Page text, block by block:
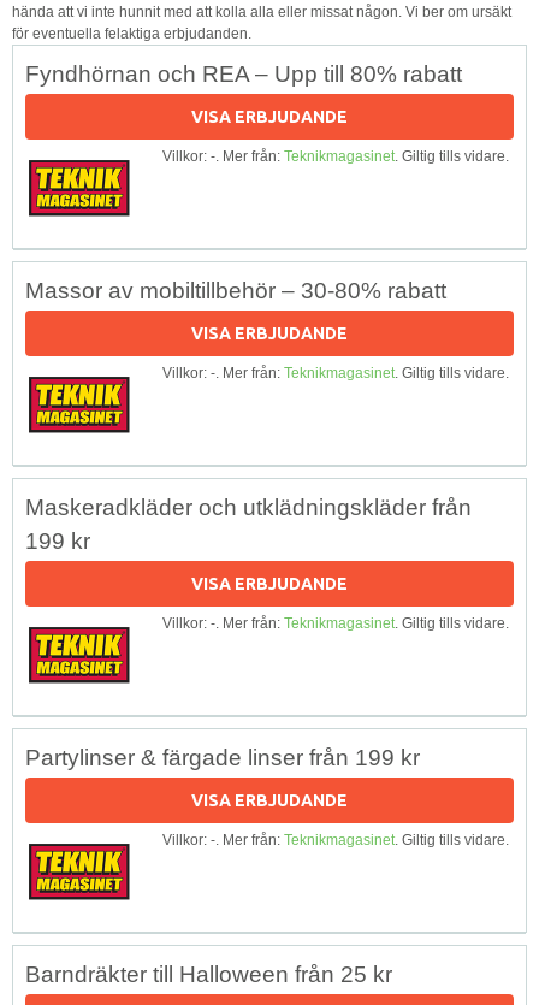
hända att vi inte hunnit med att kolla alla eller missat någon. Vi ber om ursäkt
för eventuella felaktiga erbjudanden.
Fyndhörnan och REA – Upp till 80% rabatt
VISA ERBJUDANDE
Villkor: -. Mer från: Teknikmagasinet. Giltig tills vidare.
Massor av mobiltillbehör – 30-80% rabatt
VISA ERBJUDANDE
Villkor: -. Mer från: Teknikmagasinet. Giltig tills vidare.
Maskeradkläder och utklädningskläder från
199 kr
VISA ERBJUDANDE
Villkor: -. Mer från: Teknikmagasinet. Giltig tills vidare.
Partylinser & färgade linser från 199 kr
VISA ERBJUDANDE
Villkor: -. Mer från: Teknikmagasinet. Giltig tills vidare.
Barndräkter till Halloween från 25 kr